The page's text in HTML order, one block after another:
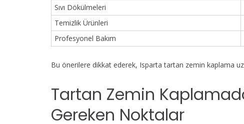
Sıvı Dökülmeleri
Temizlik Ürünleri
Profesyonel Bakım
Bu önerilere dikkat ederek, Isparta tartan zemin kaplama
Tartan Zemin
Gereken Noktalar